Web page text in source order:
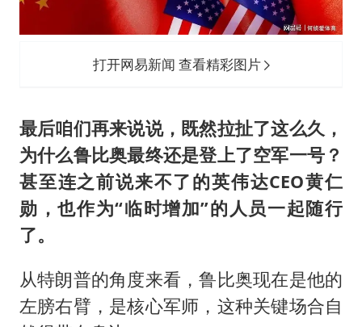
打开网易新闻 查看精彩图片
最后咱们再来说说，既然拉扯了这么久，
为什么鲁比奥最终还是登上了空军一号？
甚至连之前说来不了的英伟达CEO黄仁
勋，也作为“临时增加”的人员一起随行
了。
从特朗普的角度来看，鲁比奥现在是他的
左膀右臂，是核心军师，这种关键场合自